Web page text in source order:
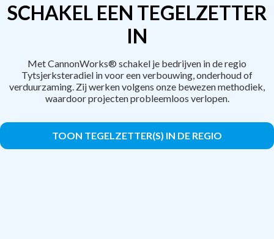
SCHAKEL EEN TEGELZETTER
IN
Met CannonWorks® schakel je bedrijven in de regio
Tytsjerksteradiel in voor een verbouwing, onderhoud of
verduurzaming. Zij werken volgens onze bewezen methodiek,
waardoor projecten probleemloos verlopen.
TOON TEGELZETTER(S) IN DE REGIO